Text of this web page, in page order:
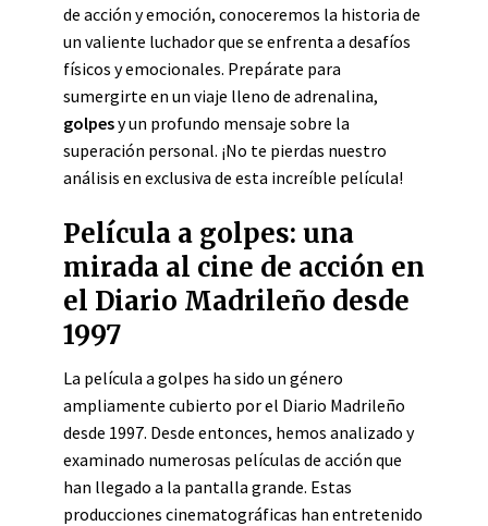
de acción y emoción, conoceremos la historia de
un valiente luchador que se enfrenta a desafíos
físicos y emocionales. Prepárate para
sumergirte en un viaje lleno de adrenalina,
golpesy un profundo mensaje sobre la
superación personal. ¡No te pierdas nuestro
análisis en exclusiva de esta increíble película!
Película a golpes: una
mirada al cine de acción en
el Diario Madrileño desde
1997
La película a golpes ha sido un género
ampliamente cubierto por el Diario Madrileño
desde 1997. Desde entonces, hemos analizado y
examinado numerosas películas de acción que
han llegado a la pantalla grande. Estas
producciones cinematográficas han entretenido